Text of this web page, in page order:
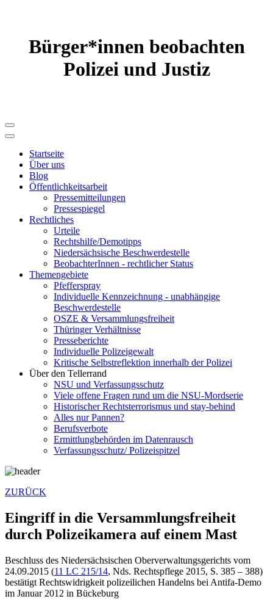
Bürger*innen beobachten
Polizei und Justiz
Startseite
Über uns
Blog
Öffentlichkeitsarbeit
Pressemitteilungen
Pressespiegel
Rechtliches
Urteile
Rechtshilfe/Demotipps
Niedersächsische Beschwerde­stelle
BeobachterInnen - rechtlicher Status
Themengebiete
Pfefferspray
Individuelle Kennzeichnung - unabhängige
Beschwerde­stelle
OSZE & Versammlungsfreiheit
Thüringer Verhältnisse
Presseberichte
Individuelle Polizeigewalt
Kritische Selbstreflektion innerhalb der Polizei
Über den Tellerrand
NSU und Verfassungsschutz
Viele offene Fragen rund um die NSU-Mordserie
Historischer Rechtsterrorismus und stay-behind
Alles nur Pannen?
Berufsverbote
Ermittlungbehörden im Datenrausch
Verfassungsschutz/ Polizeispitzel
ZURÜCK
Eingriff in die Versammlungsfreiheit
durch Polizeikamera auf einem Mast
Beschluss des Niedersächsischen Oberverwaltungsgerichts vom
24.09.2015 (11 LC 215/14, Nds. Rechtspflege 2015, S. 385 – 388)
bestätigt Rechtswidrigkeit polizeilichen Handelns bei Antifa-Demo
im Januar 2012 in Bückeburg